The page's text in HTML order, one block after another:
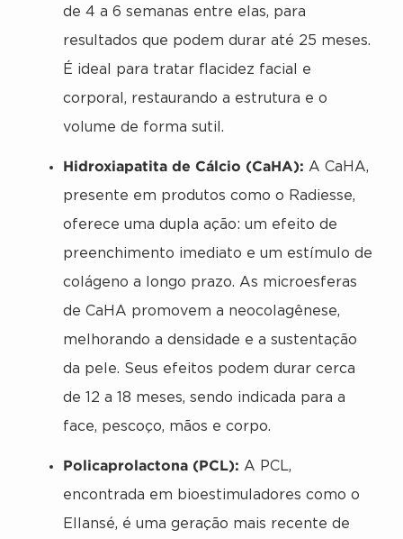
de 4 a 6 semanas entre elas, para
resultados que podem durar até 25 meses.
É ideal para tratar flacidez facial e
corporal, restaurando a estrutura e o
volume de forma sutil.
Hidroxiapatita de Cálcio (CaHA): A CaHA,
presente em produtos como o Radiesse,
oferece uma dupla ação: um efeito de
preenchimento imediato e um estímulo de
colágeno a longo prazo. As microesferas
de CaHA promovem a neocolagênese,
melhorando a densidade e a sustentação
da pele. Seus efeitos podem durar cerca
de 12 a 18 meses, sendo indicada para a
face, pescoço, mãos e corpo.
Policaprolactona (PCL): A PCL,
encontrada em bioestimuladores como o
Ellansé, é uma geração mais recente de